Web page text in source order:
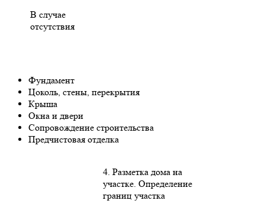
В случае
отсутствия
Фундамент
Цоколь, стены, перекрытия
Крыша
Окна и двери
Сопровождение строительства
Предчистовая отделка
4. Разметка дома на
участке. Определение
границ участка